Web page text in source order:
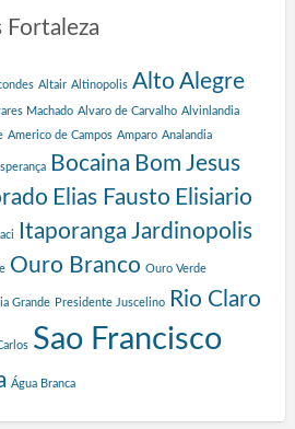
Fortaleza
Altair Altinopolis Alto Alegre
Machado Alvaro de Carvalho Alvinlandia
Americo de Campos Amparo Analandia
Bocaina Bom Jesus
Elias Fausto Elisiario
Itaporanga Jardinopolis
Ouro Branco Ouro Verde
Grande Presidente Juscelino Rio Claro
Sao Francisco
Água Branca